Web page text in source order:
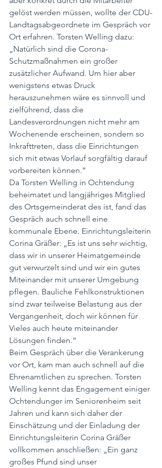
gelöst werden müssen, wollte der CDU-
Landtagsabgeordnete im Gespräch vor
Ort erfahren. Torsten Welling dazu:
„Natürlich sind die Corona-
Schutzmaßnahmen ein großer
zusätzlicher Aufwand. Um hier aber
wenigstens etwas Druck
herauszunehmen wäre es sinnvoll und
zielführend, dass die
Landesverordnungen nicht mehr am
Wochenende erscheinen, sondern so
Inkrafttreten, dass die Einrichtungen
sich mit etwas Vorlauf sorgfältig darauf
vorbereiten können.“
Da Torsten Welling in Ochtendung
beheimatet und langjähriges Mitglied
des Ortsgemeinderat des ist, fand das
Gespräch auch schnell eine
kommunale Ebene. Einrichtungsleiterin
Corina Gräßer: „Es ist uns sehr wichtig,
dass wir in unserer Heimatgemeinde
gut verwurzelt sind und wir ein gutes
Miteinander mit unserer Umgebung
pflegen. Bauliche Fehlkonstruktionen
sind zwar teilweise Belastung aus der
Vergangenheit, doch wir können für
Vieles auch heute miteinander
Lösungen finden.“
Beim Gespräch über die Verankerung
vor Ort, kam man auch schnell auf die
Ehrenamtlichen zu sprechen. Torsten
Welling kennt das Engagement einiger
Ochtendunger im Seniorenheim seit
Jahren und kann sich daher der
Einschätzung und der Einladung der
Einrichtungsleiterin Corina Gräßer
vollkommen anschließen: „Ein ganz
großes Pfund sind unser